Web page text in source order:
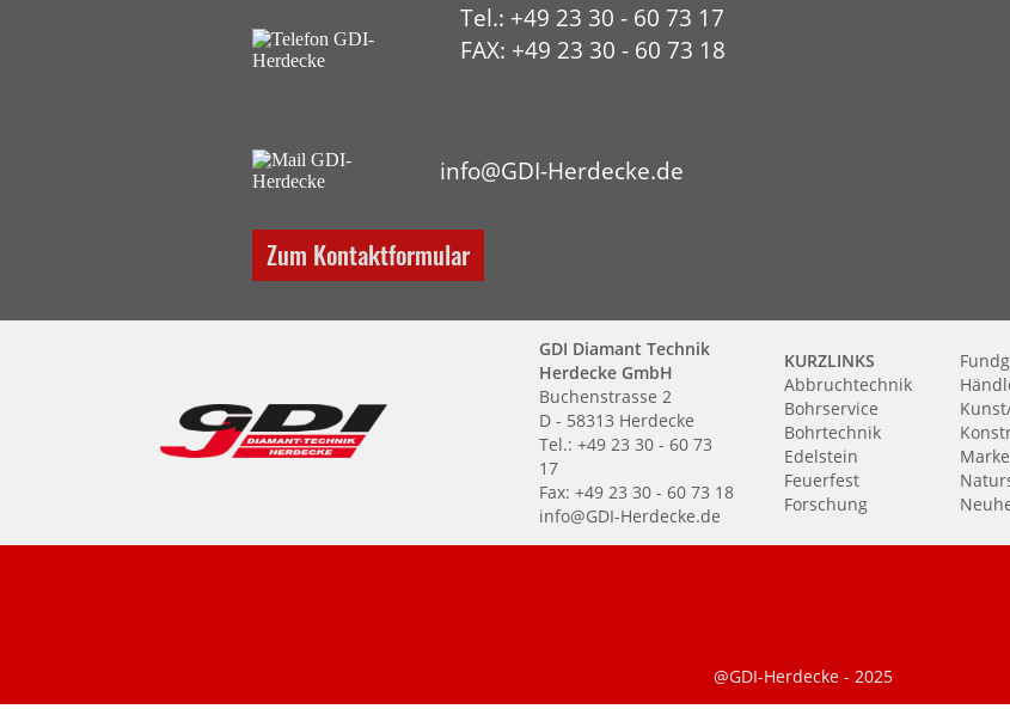
Tel.: +49 23 30 - 60 73 17
FAX: +49 23 30 - 60 73 18
info@GDI-Herdecke.de
Zum Kontaktformular
GDI Diamant Technik
Herdecke GmbH
Buchenstrasse 2
D - 58313 Herdecke
Tel.: +49 23 30 - 60 73
17
Fax: +49 23 30 - 60 73 18
info@GDI-Herdecke.de
KURZLINKS
Abbruchtechnik
Bohrservice
Bohrtechnik
Edelstein
Feuerfest
Forschung
@GDI-Herdecke - 2025